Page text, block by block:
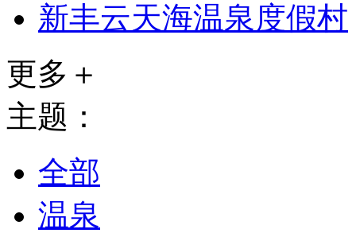
新丰云天海温泉度假村
更多＋
主题：
全部
温泉